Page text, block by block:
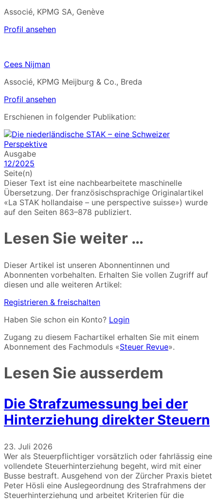
Associé, KPMG SA, Genève
Profil ansehen
Cees Nijman
Associé, KPMG Meijburg & Co., Breda
Profil ansehen
Erschienen in folgender Publikation:
Ausgabe
12/2025
Seite(n)
Dieser Text ist eine nachbearbeitete maschinelle
Übersetzung. Der französischsprachige Originalartikel
«La STAK hollandaise – une perspective suisse») wurde
auf den Seiten 863–878 publiziert.
Lesen Sie weiter …
Dieser Artikel ist unseren Abonnentinnen und
Abonnenten vorbehalten. Erhalten Sie vollen Zugriff auf
diesen und alle weiteren Artikel:
Registrieren & freischalten
Haben Sie schon ein Konto? Login
Zugang zu diesem Fachartikel erhalten Sie mit einem
Abonnement des Fachmoduls «Steuer Revue».
Lesen Sie ausserdem
Die Strafzumessung bei der
Hinterziehung direkter Steuern
23. Juli 2026
Wer als Steuerpflichtiger vorsätzlich oder fahrlässig eine
vollendete Steuerhinterziehung begeht, wird mit einer
Busse bestraft. Ausgehend von der Zürcher Praxis bietet
Peter Hösli eine Auslegeordnung des Strafrahmens der
Steuerhinterziehung und arbeitet Kriterien für die